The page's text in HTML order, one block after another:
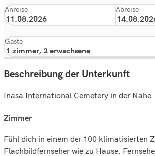
Anreise Abreise
Gäste
Beschreibung der Unterkunft
Inasa International Cemetery in der Nähe
zimmer
Fühl dich in einem der 100 klimatisierten
Flachbildfernseher wie zu Hause.